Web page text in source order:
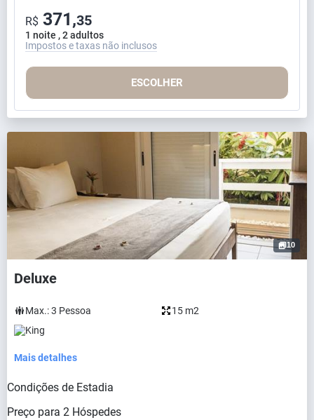
1 noite , 2 adultos
R$ 371,35
Impostos e taxas não inclusos
ESCOLHER
10
Deluxe
Max.:3 Pessoa
15 m2
King
Mais detalhes
Condições de Estadia
Preço para 2 Hóspedes